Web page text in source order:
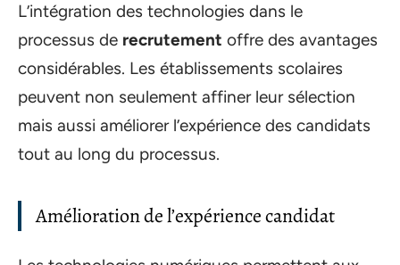
L’intégration des technologies dans le
processus de recrutement offre des avantages
considérables. Les établissements scolaires
peuvent non seulement affiner leur sélection
mais aussi améliorer l’expérience des candidats
tout au long du processus.
Amélioration de l’expérience candidat